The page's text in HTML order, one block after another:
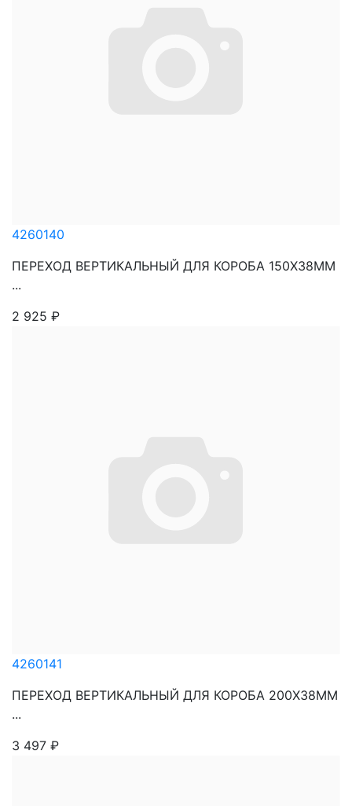
4260140
ПЕРЕХОД ВЕРТИКАЛЬНЫЙ ДЛЯ КОРОБА 150Х38ММ
...
2 925 ₽
4260141
ПЕРЕХОД ВЕРТИКАЛЬНЫЙ ДЛЯ КОРОБА 200Х38ММ
...
3 497 ₽